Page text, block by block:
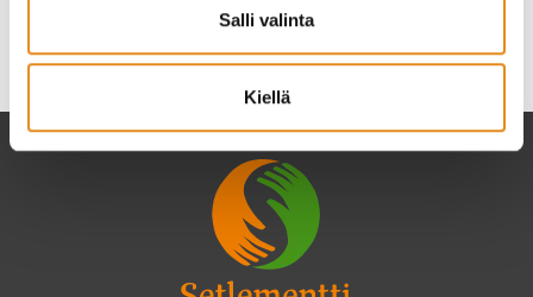
Salli valinta
Kiellä
Ajankohtaista Rovaniemen kansalaisopisto